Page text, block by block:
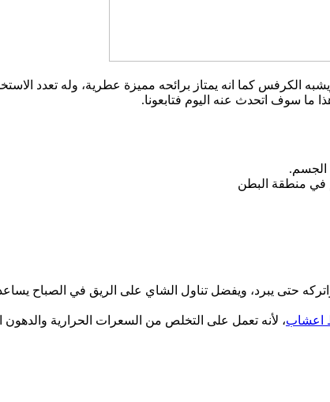
الكرفس كما انه يمتاز برائحه مميزة عطرية، وله تعدد
سوف اتحدث عنه اليوم فتابعونا.
الجسم.
في منطقة البطن
اعشاب، لأنه تعمل على التخلص من السعرات الحرارية